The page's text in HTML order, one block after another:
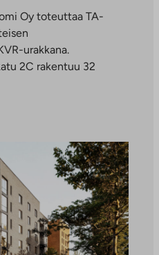
Oy toteuttaa TA-
urakkana.
2C rakentuu 32